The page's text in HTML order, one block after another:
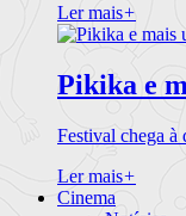
Ler mais+
Pikika e
Festival chega à
Ler mais+
Cinema